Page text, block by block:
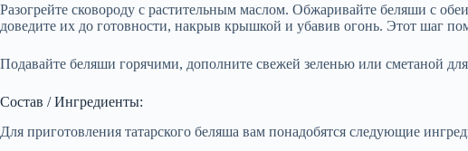
Разогрейте сковороду с растительным маслом. Обжаривайте беляши с
доведите их до готовности, накрыв крышкой и убавив огонь. Этот шаг
Подавайте беляши горячими, дополните свежей зеленью или сметаной
Состав / Ингредиенты:
Для приготовления татарского беляша вам понадобятся следующие